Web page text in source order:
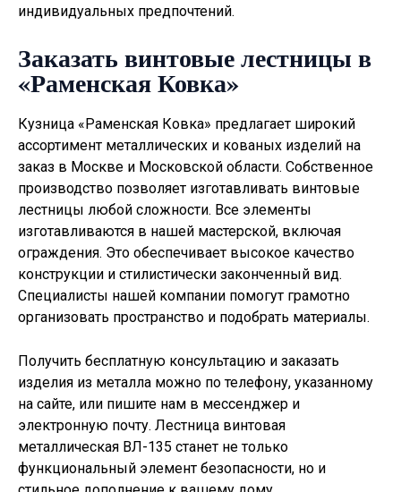
индивидуальных предпочтений.
Заказать винтовые лестницы в
«Раменская Ковка»
Кузница «Раменская Ковка» предлагает широкий
ассортимент металлических и кованых изделий на
заказ в Москве и Московской области. Собственное
производство позволяет изготавливать винтовые
лестницы любой сложности. Все элементы
изготавливаются в нашей мастерской, включая
ограждения. Это обеспечивает высокое качество
конструкции и стилистически законченный вид.
Специалисты нашей компании помогут грамотно
организовать пространство и подобрать материалы.
Получить бесплатную консультацию и заказать
изделия из металла можно по телефону, указанному
на сайте, или пишите нам в мессенджер и
электронную почту. Лестница винтовая
металлическая ВЛ-135 станет не только
функциональный элемент безопасности, но и